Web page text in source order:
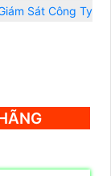
Sát Công Ty